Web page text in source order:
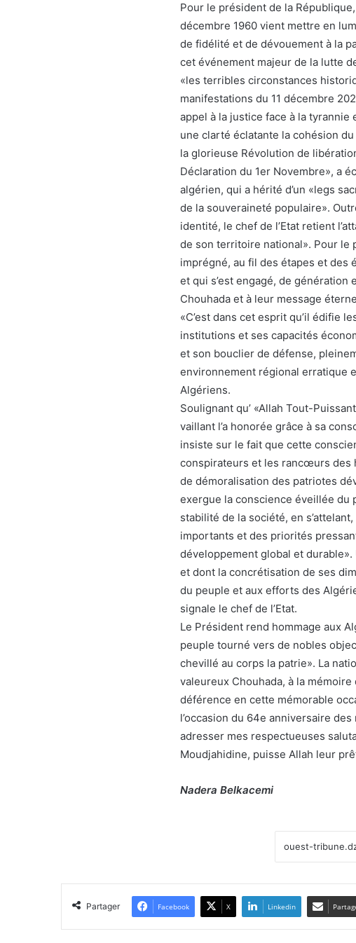
Pour le président de la
décembre 1960 vient mettre en
de fidélité et de dévouement à la
cet événement majeur de la lutte
«les terribles circonstances
manifestations du 11 décembre
appel à la justice face à la
une clarté éclatante la cohésion
la glorieuse Révolution de
Déclaration du 1er Novembre», a
algérien, qui a hérité d’un «legs
de la souveraineté populaire».
identité, le chef de l’Etat retient
de son territoire national». Pour le
imprégné, au fil des étapes et des
et qui s’est engagé, de
Chouhada et à leur message
«C’est dans cet esprit qu’il édifie
institutions et ses capacités
et son bouclier de défense,
environnement régional erratique
Algériens.
Soulignant qu’ «Allah Tout-
vaillant l’a honorée grâce à sa
insiste sur le fait que cette
conspirateurs et les rancœurs des
de démoralisation des patriotes
exergue la conscience éveillée
stabilité de la société, en
importants et des priorités
développement global et durable».
et dont la concrétisation de ses
du peuple et aux efforts des
signale le chef de l’Etat.
Le Président rend hommage aux
peuple tourné vers de nobles
chevillé au corps la patrie». La
valeureux Chouhada, à la
déférence en cette mémorable
l’occasion du 64e anniversaire
adresser mes respectueuses
Moudjahidine, puisse Allah leur
Nadera Belkacemi
Partager Facebook X Linkedin